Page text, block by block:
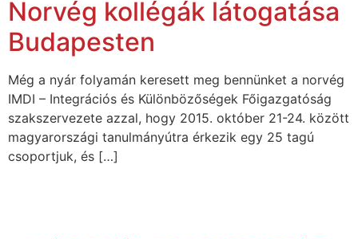
Norvég kollégák látogatása
Budapesten
Még a nyár folyamán keresett meg bennünket a norvég
IMDI – Integrációs és Különbözőségek Főigazgatóság
szakszervezete azzal, hogy 2015. október 21-24. között
magyarországi tanulmányútra érkezik egy 25 tagú
csoportjuk, és […]